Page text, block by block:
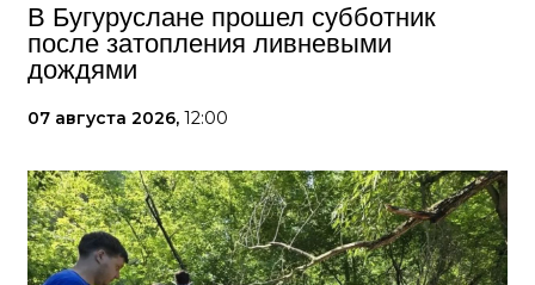
В Бугуруслане прошел субботник
после затопления ливневыми
дождями
07 августа 2026, 12:00